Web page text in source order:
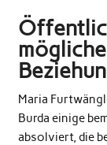
Maria
Burda einige
absolviert, die